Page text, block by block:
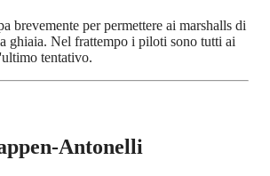
brevemente per permettere ai marshalls di
ghiaia. Nel frattempo i piloti sono tutti ai
tentativo.
Antonelli